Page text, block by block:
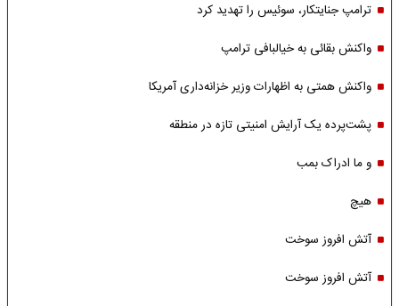
ترامپ جنایتکار، سوئیس را تهدید کرد
واکنش بقائی به خیالبافی ترامپ
واکنش همتی به اظهارات وزیر خزانه‌داری آمریکا
پشت‌پرده یک آرایش امنیتی تازه در منطقه
و ما ادراک بمب
هیچ
آتش افروز سوخت
آتش افروز سوخت